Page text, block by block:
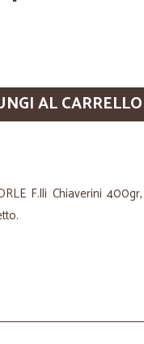
AL CARRELLO
F.lli Chiaverini